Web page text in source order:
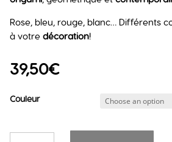
Rose, bleu, rouge, blanc… Différents
à votredécoration!
39,50€
Couleur